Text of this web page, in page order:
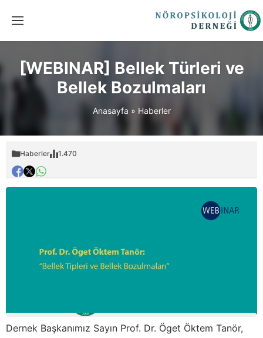
[WEBINAR] Bellek Türleri ve
Bellek Bozulmaları
Anasayfa » Haberler
Haberler 1.470
Dernek Başkanımız Sayın Prof. Dr. Öget Öktem Tanör,